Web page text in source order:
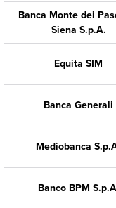
Banca Monte dei
Siena S.p.A.
Equita SIM
Banca Generali
Mediobanca
Banco BPM